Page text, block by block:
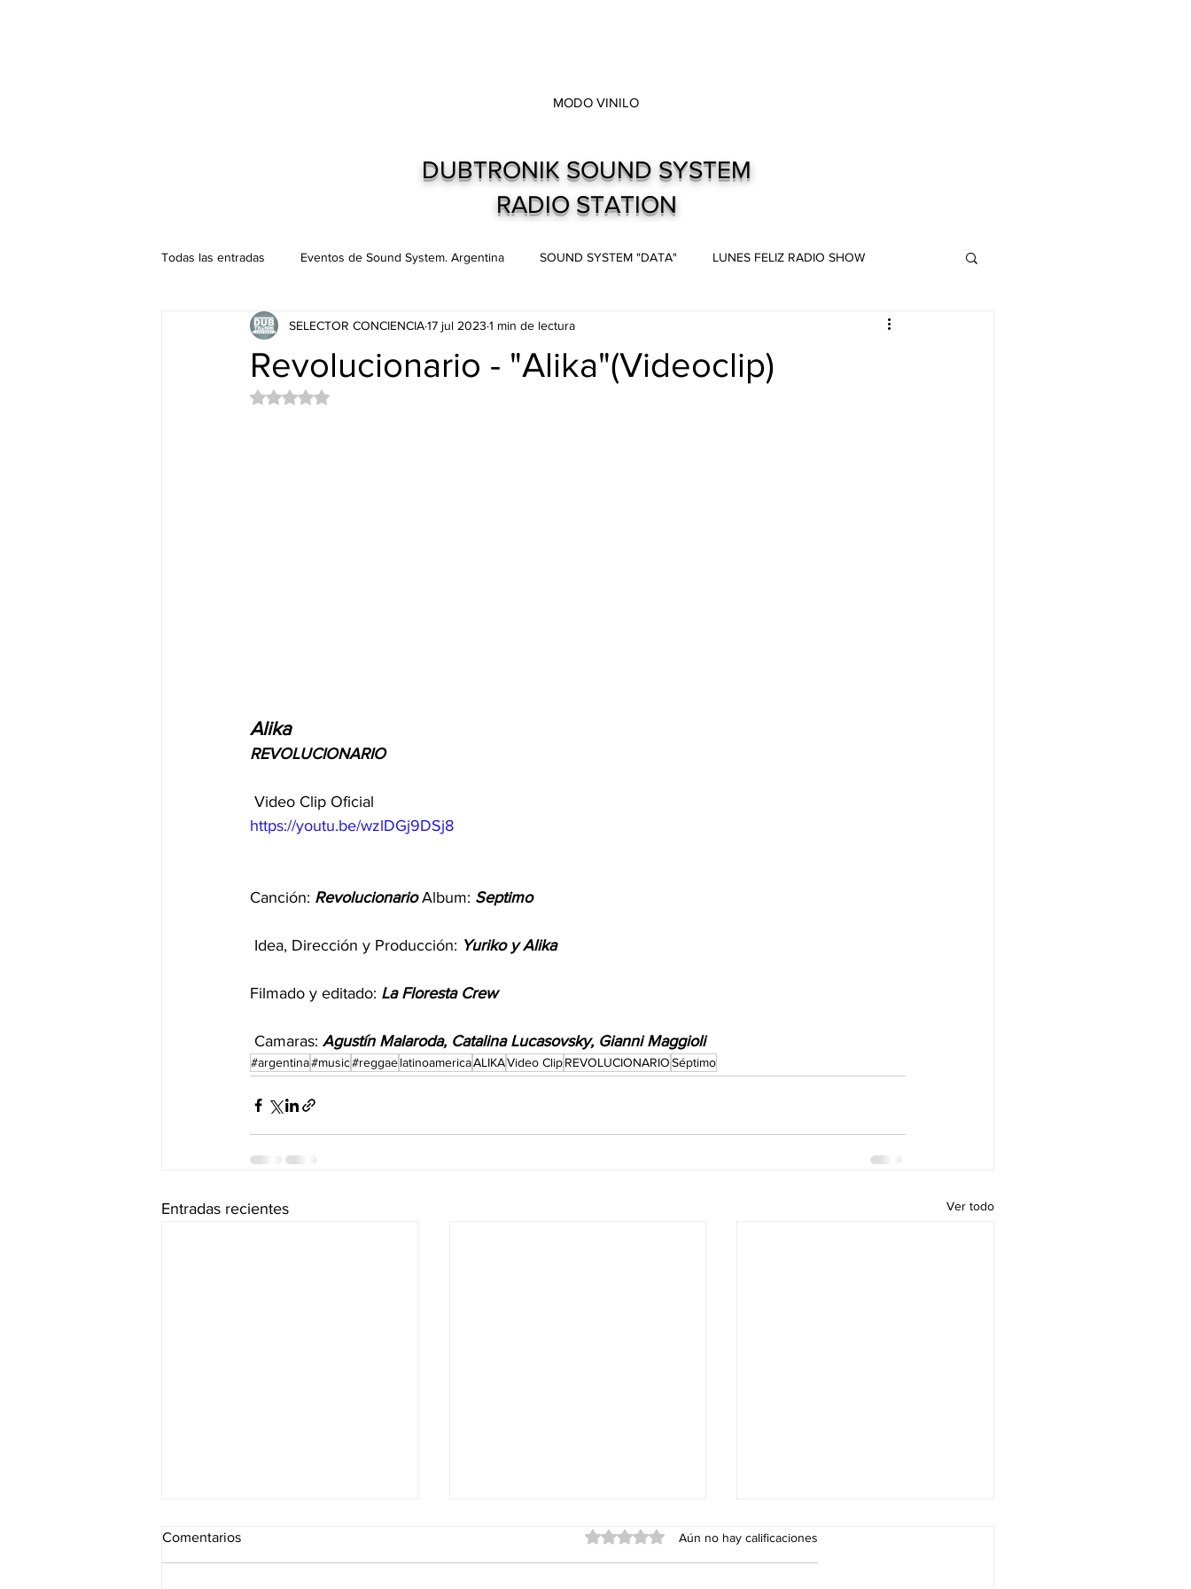
MODO VINILO
DUBTRONIK SOUND SYSTEM
RADIO STATION
Todas las entradas Eventos de Sound System. Argentina SOUND SYSTEM "DATA" LUNES FELIZ RADIO SHOW
Podcast. SOUNDMAN Mixtapes Live and direct. Shows. Recitales. "DUB MEETING LYRICS"
Nuevos Lanzamientos.
Revolucionario - "Alika"(Videoclip)
SELECTOR CONCIENCIA17 jul 2023 1 min de lectura
Obtuvo NaN de 5 estrellas.
Alika
REVOLUCIONARIO
Video Clip Oficial
https://youtu.be/wzlDGj9DSj8
Canción: Revolucionario Album: Septimo
Idea, Dirección y Producción: Yuriko y Alika
Filmado y editado: La Floresta Crew
Camaras: Agustín Malaroda, Catalina Lucasovsky, Gianni Maggioli
#argentina#music#reggaelatinoamericaALIKAVideo ClipREVOLUCIONARIOSéptimo
Entradas recientes Ver todo
Comentarios Obtuvo 0 de 5 estrellas.
Aún no hay calificaciones